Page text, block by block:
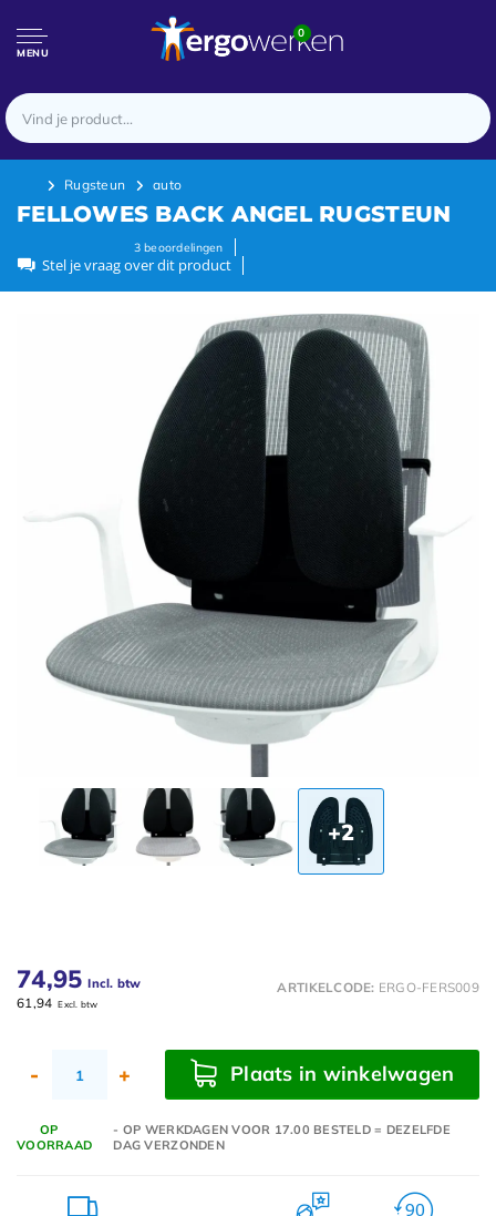
MENU
0
Rugsteun auto
FELLOWES BACK ANGEL RUGSTEUN
3beoordelingen
Stel je vraag over dit product
+2
74,95 Incl. btw
61,94 Excl. btw
ARTIKELCODE: ERGO-FERS009
- + Plaats in winkelwagen
OP
VOORRAAD
- OP WERKDAGEN VOOR 17.00 BESTELD = DEZELFDE
DAG VERZONDEN